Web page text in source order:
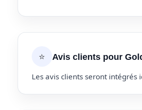
⭐ Avis clients pour
Les avis clients seront intégrés